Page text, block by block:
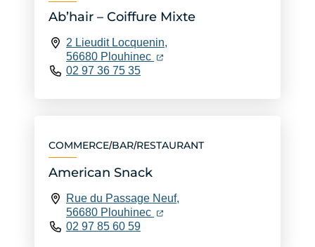
Ab’hair – Coiffure Mixte
2 Lieudit Locquenin,
56680 Plouhinec (ouverture dans un nouvel
(ouverture dans un nouvel
02 97 36 75 35
COMMERCE/BAR/RESTAURANT
American Snack
Rue du Passage Neuf,
56680 Plouhinec (ouverture dans un nouvel
(ouverture dans un nouvel
02 97 85 60 59